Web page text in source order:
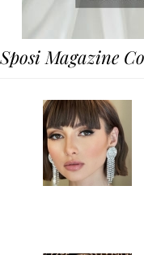
Sposi Magazine